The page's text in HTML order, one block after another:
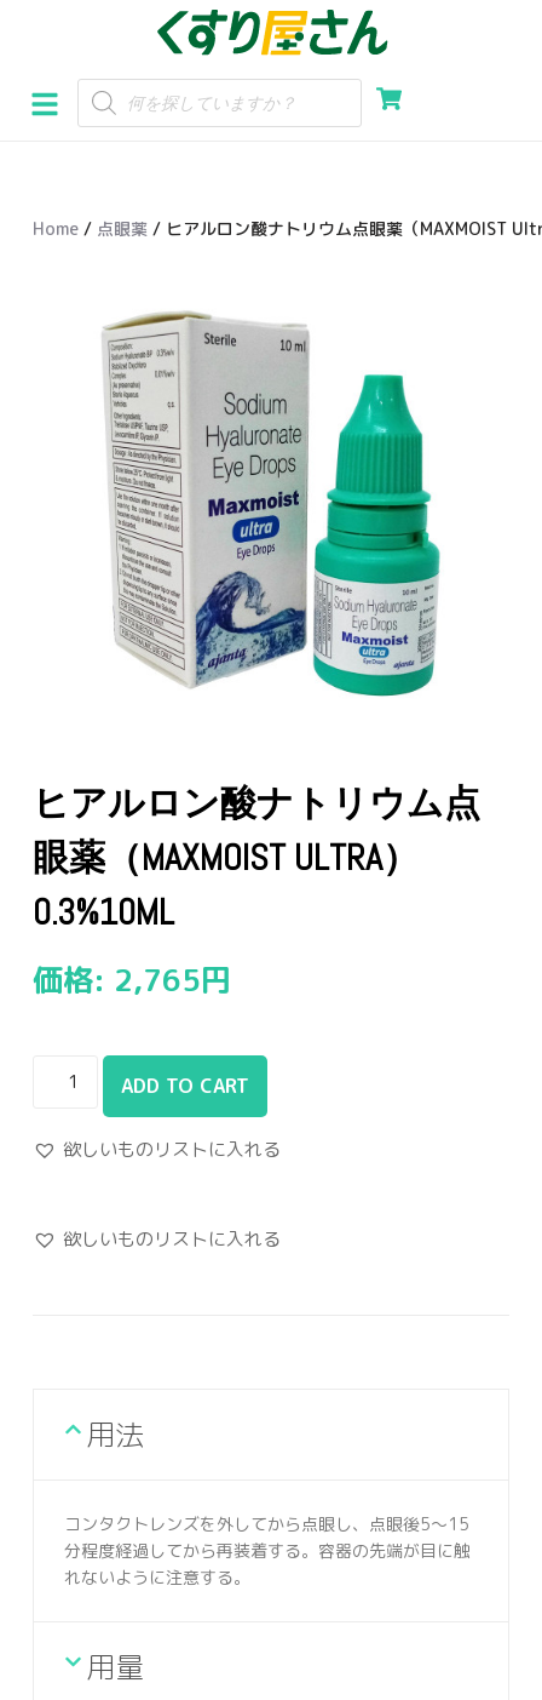
ン
テ
スHome / 点眼薬 / ヒアルロン酸ナトリウム点眼薬（MAXMOIST
ヒアルロン酸ナトリウム点
眼薬（MAXMOIST ULTRA）
0.3%10ML
価格: 2,765円
ADD TO CART
欲しいものリストに入れる
欲しいものリストに入れる
用法
コンタクトレンズを外してから点眼し、点眼後5～15
分程度経過してから再装着する。容器の先端が目に触
れないように注意する。
用量